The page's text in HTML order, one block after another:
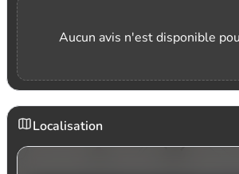
Aucun avis n'est disponible
Localisation